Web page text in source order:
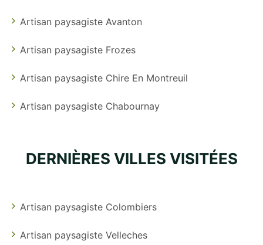
Artisan paysagiste Avanton
Artisan paysagiste Frozes
Artisan paysagiste Chire En Montreuil
Artisan paysagiste Chabournay
DERNIÈRES VILLES VISITÉES
Artisan paysagiste Colombiers
Artisan paysagiste Velleches